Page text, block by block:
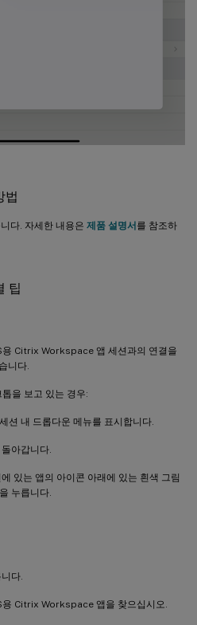
법
다. 자세한 내용은 제품 설명서를 참조하
팁
용 Citrix Workspace 앱 세션과의 연결을
니다.
을 보고 있는 경우:
션 내 드롭다운 메뉴를 표시합니다.
아갑니다.
있는 앱의 아이콘 아래에 있는 흰색 그림
누릅니다.
다.
용 Citrix Workspace 앱을 찾으십시오.